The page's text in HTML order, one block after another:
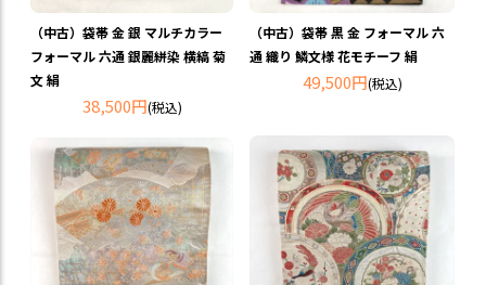
（中古）袋帯 金 銀 マルチカラー
フォーマル 六通 銀麗絣染 横縞 菊
文 絹
38,500円(税込)
（中古）袋帯 黒 金 フォーマル 六
通 織り 鱗文様 花モチーフ 絹
49,500円(税込)